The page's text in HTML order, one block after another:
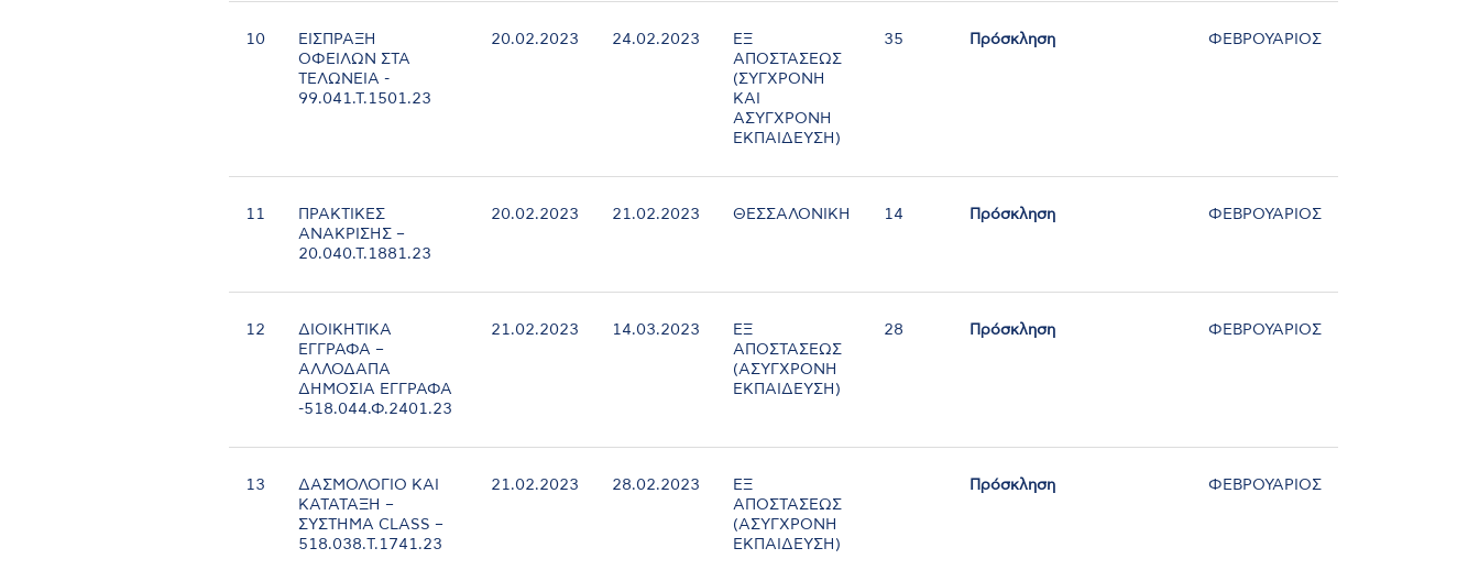
10
ΕΙΣΠΡΑΞΗ
ΟΦΕΙΛΩΝ ΣΤΑ
ΤΕΛΩΝΕΙΑ -
99.041.Τ.1501.23
20.02.2023 24.02.2023
ΕΞ
ΑΠΟΣΤΑΣΕΩΣ
(ΣΥΓΧΡΟΝΗ
ΚΑΙ
ΑΣΥΓΧΡΟΝΗ
ΕΚΠΑΙΔΕΥΣΗ)
35 Πρόσκληση ΦΕΒΡΟΥΑΡΙΟΣ
11
ΠΡΑΚΤΙΚΕΣ
ΑΝΑΚΡΙΣΗΣ –
20.040.Τ.1881.23
20.02.2023 21.02.2023 ΘΕΣΣΑΛΟΝΙΚΗ 14 Πρόσκληση ΦΕΒΡΟΥΑΡΙΟΣ
12
ΔΙΟΙΚΗΤΙΚΑ
ΕΓΓΡΑΦΑ –
ΑΛΛΟΔΑΠΑ
ΔΗΜΟΣΙΑ ΕΓΓΡΑΦΑ
-518.044.Φ.2401.23
21.02.2023 14.03.2023
ΕΞ
ΑΠΟΣΤΑΣΕΩΣ
(ΑΣΥΓΧΡΟΝΗ
ΕΚΠΑΙΔΕΥΣΗ)
28 Πρόσκληση ΦΕΒΡΟΥΑΡΙΟΣ
13
ΔΑΣΜΟΛΟΓΙΟ ΚΑΙ
ΚΑΤΑΤΑΞΗ –
ΣΥΣΤΗΜΑ CLASS –
518.038.Τ.1741.23
21.02.2023 28.02.2023
ΕΞ
ΑΠΟΣΤΑΣΕΩΣ
(ΑΣΥΓΧΡΟΝΗ
ΕΚΠΑΙΔΕΥΣΗ)
Πρόσκληση ΦΕΒΡΟΥΑΡΙΟΣ